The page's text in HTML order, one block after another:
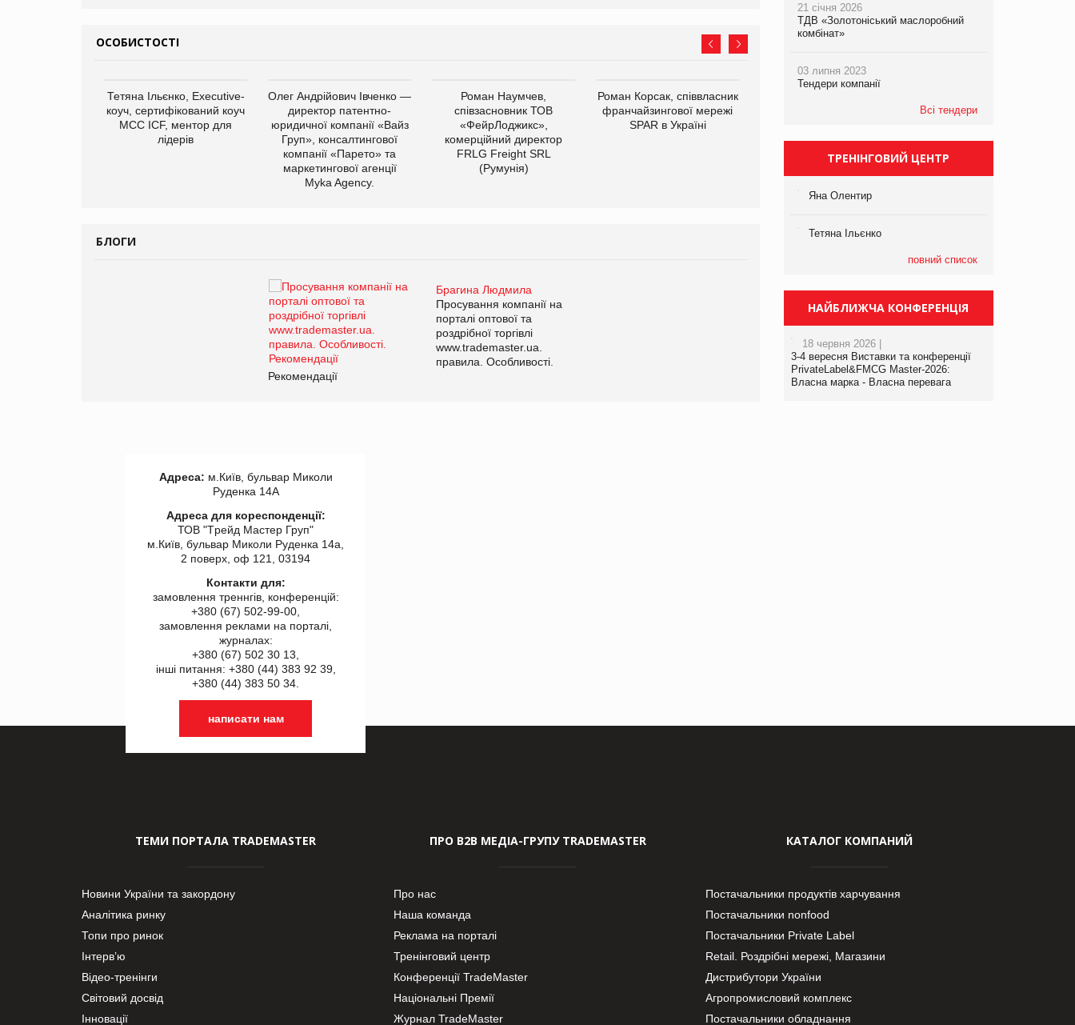
ОСОБИСТОСТІ
Тетяна Ільєнко, Executive-
коуч, сертифікований коуч
МСС ICF, ментор для
лідерів
Олег Андрійович Івченко —
директор патентно-
юридичної компанії «Вайз
Груп», консалтингової
компанії «Парето» та
маркетингової агенції
Myka Agency.
Роман Наумчев,
співзасновник ТОВ
«ФейрЛоджикс»,
комерційний директор
FRLG Freight SRL
(Румунія)
Роман Корсак, співвласник
франчайзингової мережі
SPAR в Україні
виробництва
компанії «УкраМарин»
БЛОГИ
Брагина Людмила
Просування компанії на
порталі оптової та
роздрібної торгівлі
www.trademaster.ua.
правила. Особливості.
Рекомендації
Брагина Людмила
Просування компанії на
www.trademaster.ua.
правила. Особливості.
21 січня 2026
ТДВ «Золотоніський маслоробний
комбінат»
03 липня 2023
Тендери компанії
Всі тендери
ТРЕНІНГОВИЙ ЦЕНТР
Яна Олентир
Тетяна Ільєнко
повний список
НАЙБЛИЖЧА КОНФЕРЕНЦІЯ
18 червня 2026 |
3-4 вересня Виставки та конференції
PrivateLabel&FMCG Master-2026:
Власна марка - Власна перевага
Адреса: м.Київ, бульвар Миколи
Руденка 14А
Адреса для кореспонденції:
ТОВ "Tрейд Мастер Груп"
м.Київ, бульвар Миколи Руденка 14а,
2 поверх, оф 121, 03194
Контакти для:
замовлення треннгів, конференцій:
+380 (67) 502-99-00,
замовлення реклами на порталі,
журналах:
+380 (67) 502 30 13,
інші питання: +380 (44) 383 92 39,
+380 (44) 383 50 34.
написати нам
ТЕМИ ПОРТАЛА TRADEMASTER
Новини України та закордону
Аналітика ринку
Топи про ринок
Інтерв’ю
Відео-тренінги
Світовий досвід
Інновації
ПРО В2В МЕДІА-ГРУПУ TRADEMASTER
Про нас
Наша команда
Реклама на порталі
Тренінговий центр
Конференції TradeMaster
Національні Премії
Журнал TradeMaster
КАТАЛОГ КОМПАНИЙ
Постачальники продуктів харчування
Постачальники nonfood
Постачальники Private Label
Retail. Роздрібні мережі, Магазини
Дистрибутори України
Агропромисловий комплекс
Постачальники обладнання